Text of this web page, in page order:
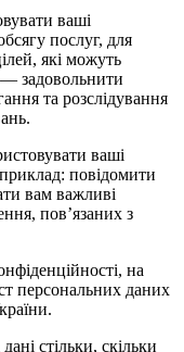
ваші
послуг, для
які можуть
— задовольнити
та розслідування
ваші
повідомити
вам важливі
пов’язаних з
на
персональних даних
стільки, скільки